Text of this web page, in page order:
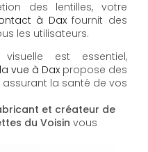
des lentilles, votre
à Daxfournit des
les utilisateurs.
est essentiel,
vue à Daxpropose des
la santé de vos
et créateur de
du Voisin vous